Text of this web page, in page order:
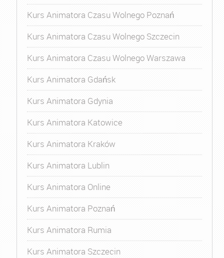
Kurs Animatora Czasu Wolnego Poznań
Kurs Animatora Czasu Wolnego Szczecin
Kurs Animatora Czasu Wolnego Warszawa
Kurs Animatora Gdańsk
Kurs Animatora Gdynia
Kurs Animatora Katowice
Kurs Animatora Kraków
Kurs Animatora Lublin
Kurs Animatora Online
Kurs Animatora Poznań
Kurs Animatora Rumia
Kurs Animatora Szczecin